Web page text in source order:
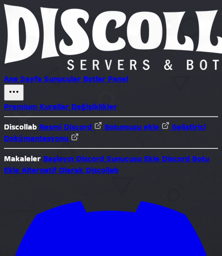
Ana Sayfa Sunucular Botlar Panel
Premium Kurallar Değişiklikler
Discollab Resmî Discord Botumuzu ekle
Geliştirici
Dokümantasyonu
Makaleler Başlayın Discord Sunucusu Ekle Discord Botu
Ekle Alternatif Olarak Discollab